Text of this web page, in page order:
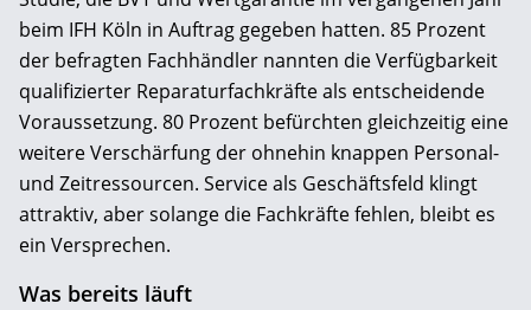
beim IFH Köln in Auftrag gegeben hatten. 85 Prozent
der befragten Fachhändler nannten die Verfügbarkeit
qualifizierter Reparaturfachkräfte als entscheidende
Voraussetzung. 80 Prozent befürchten gleichzeitig eine
weitere Verschärfung der ohnehin knappen Personal-
und Zeitressourcen. Service als Geschäftsfeld klingt
attraktiv, aber solange die Fachkräfte fehlen, bleibt es
ein Versprechen.
Was bereits läuft